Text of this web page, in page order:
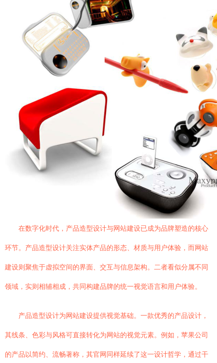
在数字化时代，产品造型设计与网站建设已成为品牌塑造的核心
环节。产品造型设计关注实体产品的形态、材质与用户体验，而网站
建设则聚焦于虚拟空间的界面、交互与信息架构。二者看似分属不同
领域，实则相辅相成，共同构建品牌的统一视觉语言和用户体验。
产品造型设计为网站建设提供视觉基础。一款优秀的产品设计，
其线条、色彩与风格可直接转化为网站的视觉元素。例如，苹果公司
的产品以简约、流畅著称，其官网同样延续了这一设计哲学，通过干